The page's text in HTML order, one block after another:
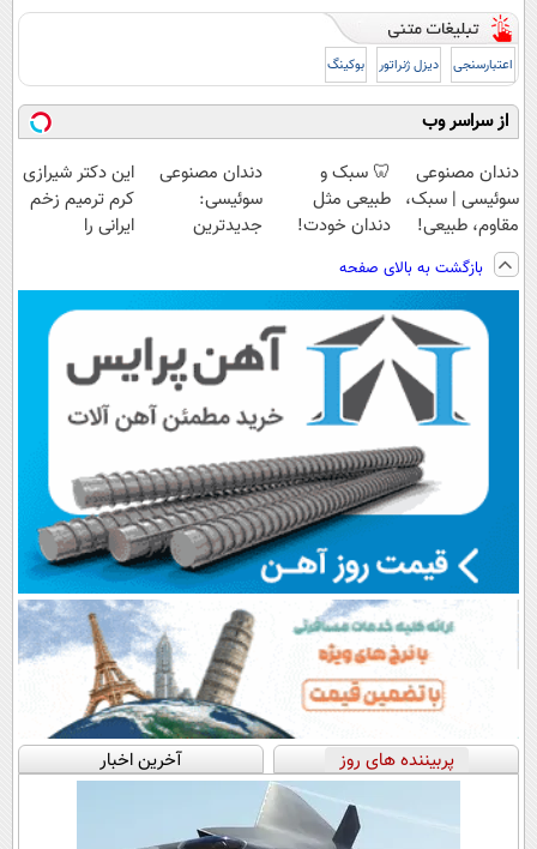
اعتبارسنجی دیزل ژنراتور بوکینگ
از سراسر وب
دندان مصنوعی
سوئیسی | سبک،
مقاوم، طبیعی!
ویزیت
رایگان+پرداخت
اقساطی😍
🦷 سبک و
طبیعی مثل
دندان خودت!
پرداخت اقساطی
💳 📍 تهران
دندان مصنوعی
سوئیسی:
جدیدترین
پرداخت قسطی
این دکتر شیرازی
کرم ترمیم زخم
ایرانی را
بازگشت به بالای صفحه
پربیننده های روز آخرین اخبار